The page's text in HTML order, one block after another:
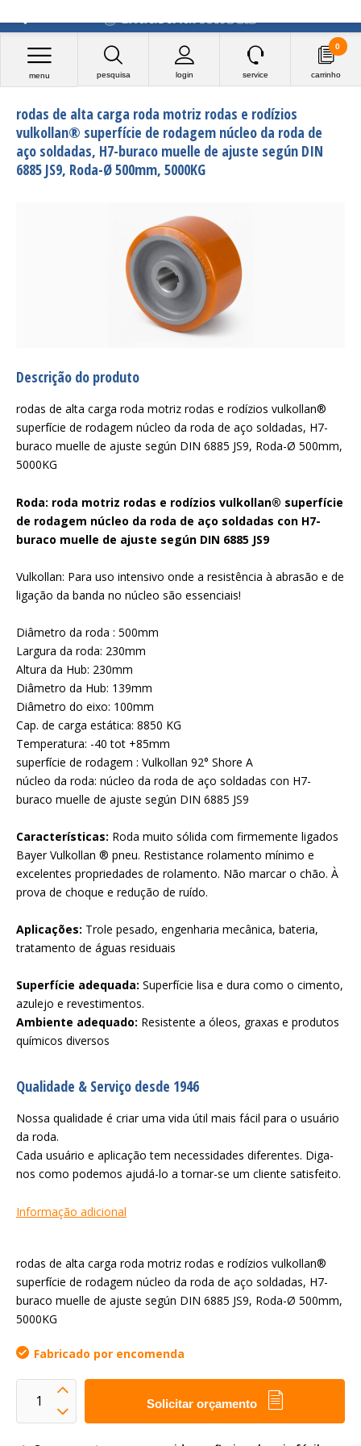
pesquisa login
menu service carrinho
0
rodas de alta carga roda motriz rodas e rodízios
vulkollan® superfície de rodagem núcleo da roda de
aço soldadas, H7-buraco muelle de ajuste según DIN
6885 JS9, Roda-Ø 500mm, 5000KG
Descrição do produto
rodas de alta carga roda motriz rodas e rodízios vulkollan®
superfície de rodagem núcleo da roda de aço soldadas, H7-
buraco muelle de ajuste según DIN 6885 JS9, Roda-Ø 500mm,
5000KG
Roda: roda motriz rodas e rodízios vulkollan® superfície
de rodagem núcleo da roda de aço soldadas con H7-
buraco muelle de ajuste según DIN 6885 JS9
Vulkollan: Para uso intensivo onde a resistência à abrasão e de
ligação da banda no núcleo são essenciais!
Diâmetro da roda : 500mm
Largura da roda: 230mm
Altura da Hub: 230mm
Diâmetro da Hub: 139mm
Diâmetro do eixo: 100mm
Cap. de carga estática: 8850 KG
Temperatura: -40 tot +85mm
superfície de rodagem : Vulkollan 92° Shore A
núcleo da roda: núcleo da roda de aço soldadas con H7-
buraco muelle de ajuste según DIN 6885 JS9
Características: Roda muito sólida com firmemente ligados
Bayer Vulkollan ® pneu. Restistance rolamento mínimo e
excelentes propriedades de rolamento. Não marcar o chão. À
prova de choque e redução de ruído.
Aplicações: Trole pesado, engenharia mecânica, bateria,
tratamento de águas residuais
Superfície adequada: Superfície lisa e dura como o cimento,
azulejo e revestimentos.
Ambiente adequado: Resistente a óleos, graxas e produtos
químicos diversos
Qualidade & Serviço desde 1946
Nossa qualidade é criar uma vida útil mais fácil para o usuário
da roda.
Cada usuário e aplicação tem necessidades diferentes. Diga-
nos como podemos ajudá-lo a tornar-se um cliente satisfeito.
Informação adicional
rodas de alta carga roda motriz rodas e rodízios vulkollan®
superfície de rodagem núcleo da roda de aço soldadas, H7-
buraco muelle de ajuste según DIN 6885 JS9, Roda-Ø 500mm,
5000KG
Fabricado por encomenda
Solicitar orçamento